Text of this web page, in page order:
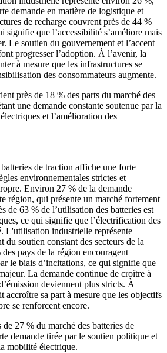
demande en matière de logistique et
de recharge couvrent près de 44 %
signifie que l’accessibilité s’améliore mais
Le soutien du gouvernement et l’accent
progresser l’adoption. À l’avenir, la
à mesure que les infrastructures se
des consommateurs augmente.
près de 18 % des parts du marché des
une demande constante soutenue par la
et l’amélioration des
de traction affiche une forte
environnementales strictes et
Environ 27 % de la demande
région, qui présente un marché fortement
de 63 % de l’utilisation des batteries est
ce qui signifie que l’électrification des
L'utilisation industrielle représente
soutien constant des secteurs de la
pays de la région encouragent
le biais d’incitations, ce qui signifie que
La demande continue de croître à
deviennent plus stricts. À
accroître sa part à mesure que les objectifs
se renforcent encore.
de 27 % du marché des batteries de
demande tirée par le soutien politique et
mobilité électrique.